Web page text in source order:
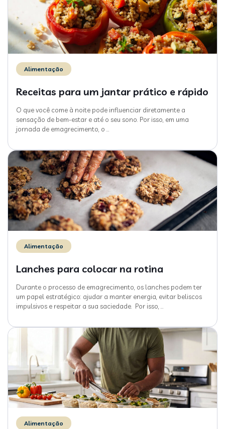
Alimentação
Receitas para um jantar prático e rápido
O que você come à noite pode influenciar diretamente a
sensação de bem-estar e até o seu sono. Por isso, em uma
jornada de emagrecimento, o
Alimentação
Lanches para colocar na rotina
Durante o processo de emagrecimento, os lanches podem ter
um papel estratégico: ajudar a manter energia, evitar beliscos
impulsivos e respeitar a sua saciedade. Por isso,
Alimentação